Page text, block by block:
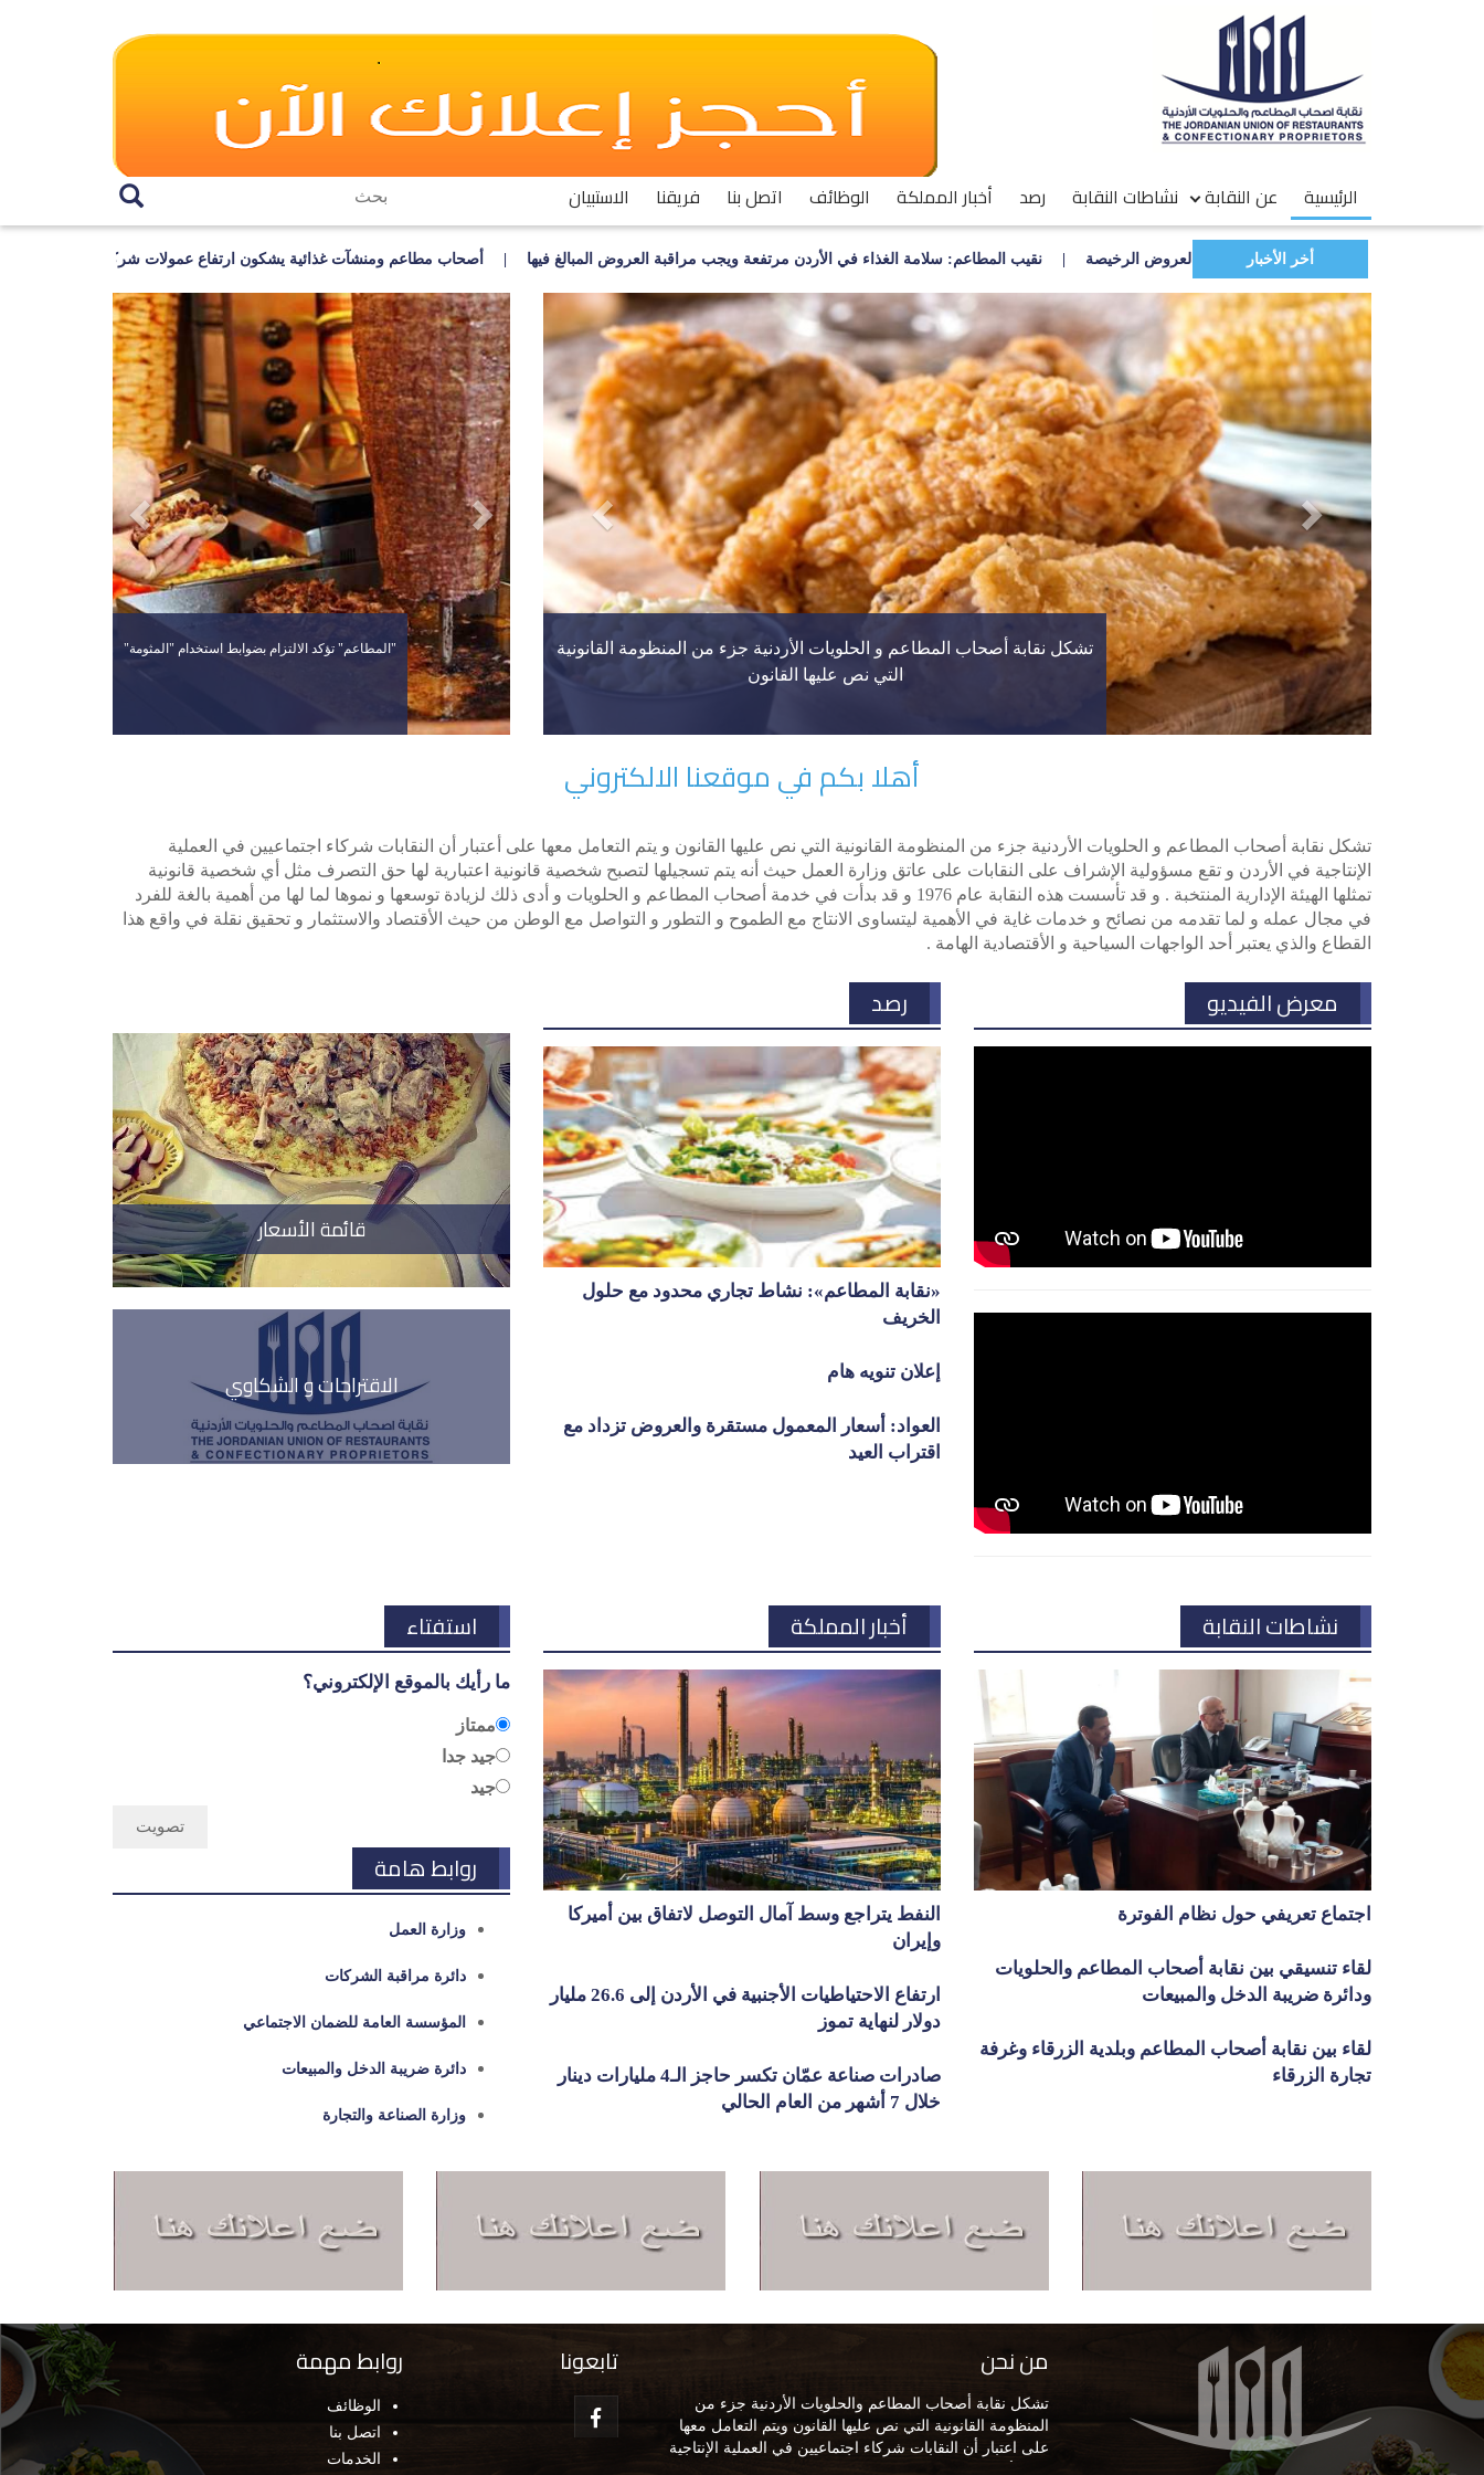
الرئيسية عن النقابة نشاطات النقابة رصد أخبار المملكة الوظائف اتصل بنا فريقنا الاستبيان
أخر الأخبار
حالات التسمم محدودة وانتبهوا من العروض الرخيصة نقيب المطاعم: سلامة الغذاء في الأردن مرتفعة ويجب مراقبة العروض المبالغ فيها أصحاب مطاعم ومنشآت غذائية يشكون ارتفاع عمولات شركات التوصيل ويطالبون
تشكل نقابة أصحاب المطاعم و الحلويات الأردنية جزء من المنظومة القانونية
التي نص عليها القانون
Previous Next
"المطاعم" تؤكد الالتزام بضوابط استخدام "المثومة"
Previous Next
أهلا بكم في موقعنا الالكتروني
تشكل نقابة أصحاب المطاعم و الحلويات الأردنية جزء من المنظومة القانونية التي نص عليها القانون و يتم التعامل معها على أعتبار أن النقابات شركاء اجتماعيين في العملية
الإنتاجية في الأردن و تقع مسؤولية الإشراف على النقابات على عاتق وزارة العمل حيث أنه يتم تسجيلها لتصبح شخصية قانونية اعتبارية لها حق التصرف مثل أي شخصية قانونية
تمثلها الهيئة الإدارية المنتخبة . و قد تأسست هذه النقابة عام 1976 و قد بدأت في خدمة أصحاب المطاعم و الحلويات و أدى ذلك لزيادة توسعها و نموها لما لها من أهمية بالغة للفرد
في مجال عمله و لما تقدمه من نصائح و خدمات غاية في الأهمية ليتساوى الانتاج مع الطموح و التطور و التواصل مع الوطن من حيث الأقتصاد والاستثمار و تحقيق نقلة في واقع هذا
القطاع والذي يعتبر أحد الواجهات السياحية و الأقتصادية الهامة .
معرض الفيديو رصد
«نقابة المطاعم»: نشاط تجاري محدود مع حلول
الخريف
إعلان تنويه هام
العواد: أسعار المعمول مستقرة والعروض تزداد مع
اقتراب العيد
قائمة الأسعار
الاقتراحات و الشكاوي
نشاطات النقابة
اجتماع تعريفي حول نظام الفوترة
لقاء تنسيقي بين نقابة أصحاب المطاعم والحلويات
ودائرة ضريبة الدخل والمبيعات
لقاء بين نقابة أصحاب المطاعم وبلدية الزرقاء وغرفة
تجارة الزرقاء
أخبار المملكة
النفط يتراجع وسط آمال التوصل لاتفاق بين أميركا
وإيران
ارتفاع الاحتياطيات الأجنبية في الأردن إلى 26.6 مليار
دولار لنهاية تموز
صادرات صناعة عمّان تكسر حاجز الـ4 مليارات دينار
خلال 7 أشهر من العام الحالي
استفتاء
ما رأيك بالموقع الإلكتروني؟
ممتاز
جيد جدا
جيد
روابط هامة
وزارة العمل
دائرة مراقبة الشركات
المؤسسة العامة للضمان الاجتماعي
دائرة ضريبة الدخل والمبيعات
وزارة الصناعة والتجارة
من نحن
تشكل نقابة أصحاب المطاعم والحلويات الأردنية جزء من
المنظومة القانونية التي نص عليها القانون ويتم التعامل معها
على اعتبار أن النقابات شركاء اجتماعيين في العملية الإنتاجية
تابعونا روابط مهمة
الوظائف
اتصل بنا
الخدمات